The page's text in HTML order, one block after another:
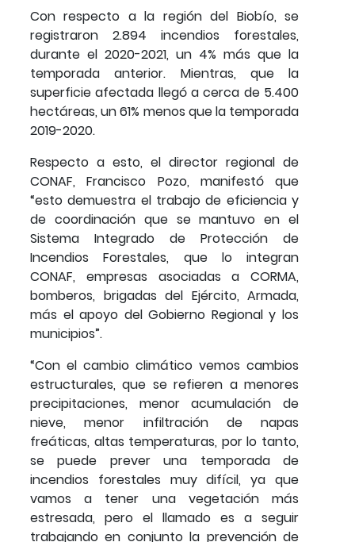
Con respecto a la región del Biobío, se
registraron 2.894 incendios forestales,
durante el 2020-2021, un 4% más que la
temporada anterior. Mientras, que la
superficie afectada llegó a cerca de 5.400
hectáreas, un 61% menos que la temporada
2019-2020.
Respecto a esto, el director regional de
CONAF, Francisco Pozo, manifestó que
“esto demuestra el trabajo de eficiencia y
de coordinación que se mantuvo en el
Sistema Integrado de Protección de
Incendios Forestales, que lo integran
CONAF, empresas asociadas a CORMA,
bomberos, brigadas del Ejército, Armada,
más el apoyo del Gobierno Regional y los
municipios”.
“Con el cambio climático vemos cambios
estructurales, que se refieren a menores
precipitaciones, menor acumulación de
nieve, menor infiltración de napas
freáticas, altas temperaturas, por lo tanto,
se puede prever una temporada de
incendios forestales muy difícil, ya que
vamos a tener una vegetación más
estresada, pero el llamado es a seguir
trabajando en conjunto la prevención de